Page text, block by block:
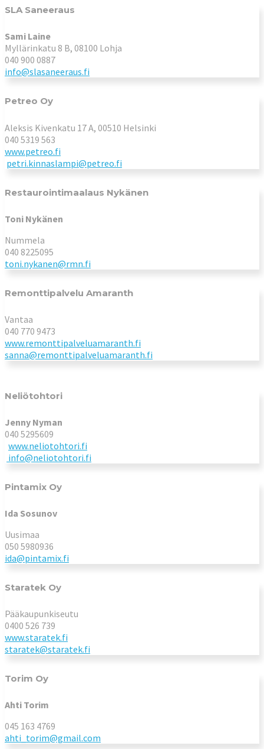
SLA Saneeraus
Sami Laine
Myllärinkatu 8 B, 08100 Lohja
040 900 0887
info@slasaneeraus.fi
Petreo Oy
Aleksis Kivenkatu 17 A, 00510 Helsinki
040 5319 563
www.petreo.fi
petri.kinnaslampi@petreo.fi
Restaurointimaalaus Nykänen
Toni Nykänen
Nummela
040 8225095
toni.nykanen@rmn.fi
Remonttipalvelu Amaranth
Vantaa
040 770 9473
www.remonttipalveluamaranth.fi
sanna@remonttipalveluamaranth.fi
Neliötohtori
Jenny Nyman
040 5295609
www.neliotohtori.fi
info@neliotohtori.fi
Pintamix Oy
Ida Sosunov
Uusimaa
050 5980936
ida@pintamix.fi
Staratek Oy
Pääkaupunkiseutu
0400 526 739
www.staratek.fi
staratek@staratek.fi
Torim Oy
Ahti Torim
045 163 4769
ahti_torim@gmail.com